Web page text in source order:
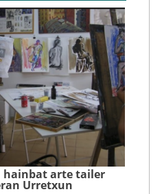
arte tailer
Urretxun